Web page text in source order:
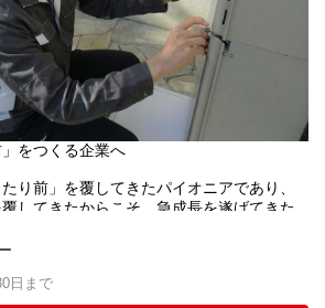
をつくる企業へ
り前」を覆してきたパイオニアであり、
してきたからこそ、急成長を遂げてきた
みが少ない」「給与が安い」といったイ
せん。
メージを覆すべく、以下のような制度を
日まで